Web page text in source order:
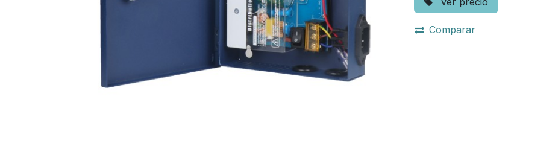
Comparar